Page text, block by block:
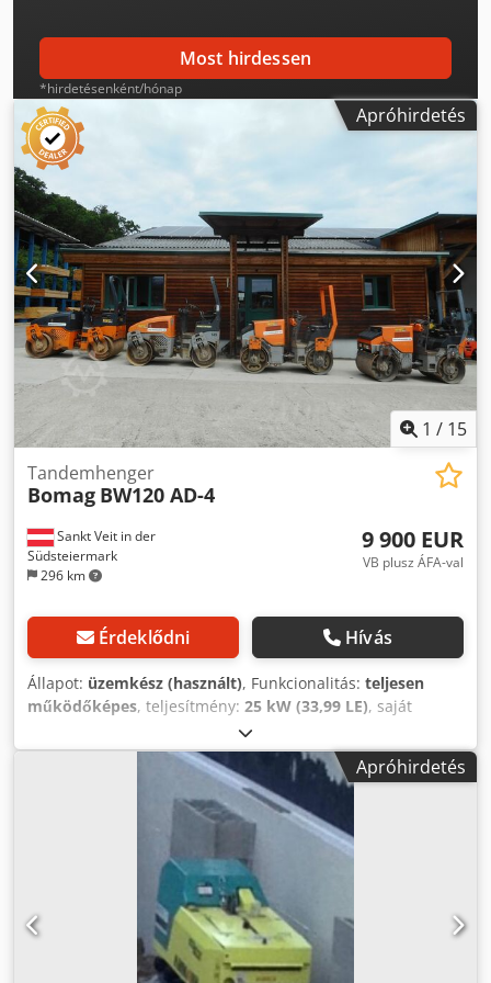
Most hirdessen
*hirdetésenként/hónap
Apróhirdetés
1 / 15
Sankt Veit in der
Südsteiermark
296 km
Tandemhenger
Bomag BW120 AD-4
9 900 EUR
VB plusz ÁFA-val
Érdeklődni Hívás
Állapot: üzemkész (használt), Funkcionalitás: teljesen
működőképes, teljesítmény: 25 kW (33,99 LE), saját
, Gyártási év:2007
BOMAG BW120AD-4 Gyártási év: 2007 Dkjdozc Iyvopfx Af
Aer Óraszám szerint: 2.950 üzemóra 25,2 kW-os Kubota
2.800 kg Eladási ár: 9.900,-- nettó BOMAG BW100AD-4
Gyártási év: 2005 Óraszám szerint: 6.594 üzemóra 25,2 kW-
os Kubota 2.600 kg Eladási ár: 8.800,-- nettó Hamm HD 10
Gyártási év: 2006 Óraszám szerint: 4.356 üzemóra 20,1 kW-
os Deutz 2.450 kg Eladási ár: 8.800,-- nettó Hamm HD 10
Gyártási év: 2006 Óraszám szerint: 7.771 üzemóra 20,1 kW-
os Deutz 2.450 kg Eladási ár: 8.800,-- nettó Kedvező
szállítás is lehetséges!
Apróhirdetés